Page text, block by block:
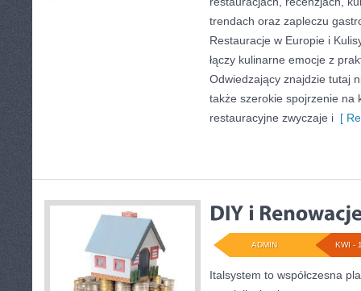
trendach oraz zapleczu
Restauracje w Europie i
łączy kulinarne emocje z
Odwiedzający znajdzie tutaj
także szerokie spojrzenie na
restauracyjne zwyczaje i [
KWI -
ADMIN
Italsystem to współczesna